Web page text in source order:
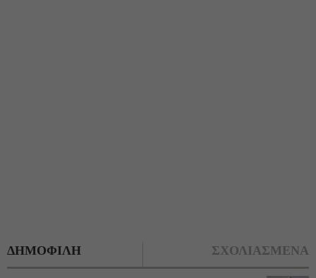
ΔΗΜΟΦΙΛΗ ΣΧΟΛΙΑΣΜΕΝΑ